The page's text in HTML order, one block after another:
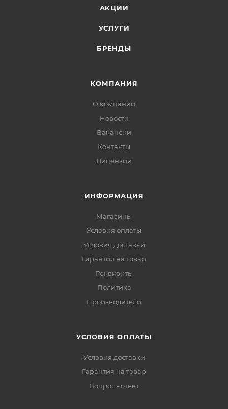
АКЦИИ
УСЛУГИ
БРЕНДЫ
КОМПАНИЯ
О компании
Новости
Вакансии
Контакты
Лицензии
ИНФОРМАЦИЯ
Магазины
Условия оплаты
Условия доставки
Гарантия на товар
Реквизиты
Политика
Производители
УСЛОВИЯ ОПЛАТЫ
Условия доставки
Гарантия на товар
Вопрос - ответ